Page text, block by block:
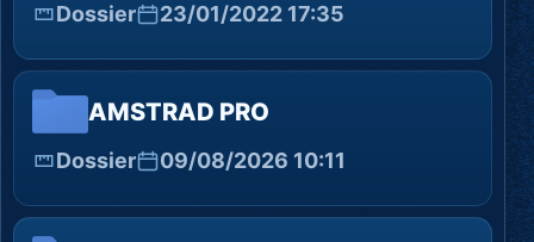
Dossier 23/01/2022 17:35
AMSTRAD PRO
Dossier 09/08/2026 10:11